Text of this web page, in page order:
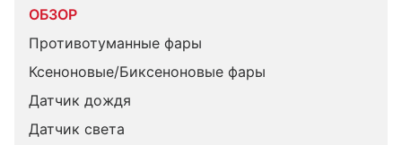
ОБЗОР
Противотуманные фары
Ксеноновые/Биксеноновые фары
Датчик дождя
Датчик света